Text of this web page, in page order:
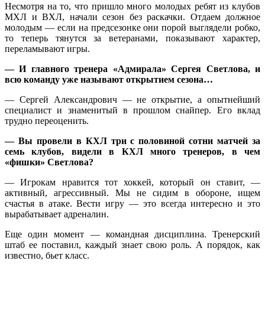
Несмотря на то, что пришло много молодых ребят из клубов
МХЛ и ВХЛ, начали сезон без раскачки. Отдаем должное
молодым — если на предсезонке они порой выглядели робко,
то теперь тянутся за ветеранами, показывают характер,
переламывают игры.
— И главного тренера «Адмирала» Сергея Светлова, и
всю команду уже называют открытием сезона…
— Сергей Александрович — не открытие, а опытнейший
специалист и знаменитый в прошлом снайпер. Его вклад
трудно переоценить.
— Вы провели в КХЛ три с половиной сотни матчей за
семь клубов, видели в КХЛ много тренеров, в чем
«фишки» Светлова?
— Игрокам нравится тот хоккей, который он ставит, —
активный, агрессивный. Мы не сидим в обороне, ищем
счастья в атаке. Вести игру — это всегда интересно и это
вырабатывает адреналин.
Еще один момент — командная дисциплина. Тренерский
штаб ее поставил, каждый знает свою роль. А порядок, как
известно, бьет класс.